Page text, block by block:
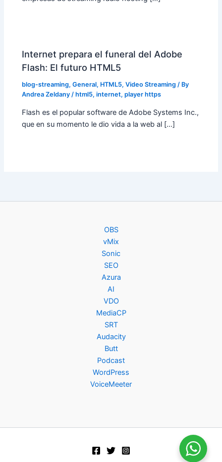
Internet prepara el funeral del Adobe
Flash: El futuro HTML5
blog-streaming,General, HTML5,Video Streaming / By
Andrea Zeldany /html5,internet,player https
Flash es el popular software de Adobe Systems Inc.,
que en su momento le dio vida a la web al […]
OBS
vMix
Sonic
SEO
Azura
AI
VDO
MediaCP
SRT
Audacity
Butt
Podcast
WordPress
VoiceMeeter